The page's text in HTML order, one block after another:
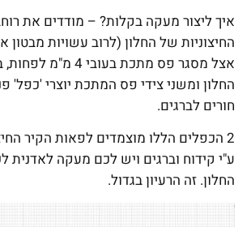
איך ליצור מעקה בקלות? – מודדים את
החיצוניות של החלון (לרוב עשויות מבטון
אצל מסגר פס מתכת
חורים לברגים.
2 הכפלים הללו מוצמדים לפאות הקיר
ע"י קידוח וברגים ויש לכם מעקה לאדנית
החלון. זה הרעיון בגדול.